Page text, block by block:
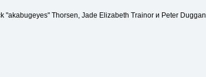
Thorsen, Jade Elizabeth Trainor и Peter Duggan